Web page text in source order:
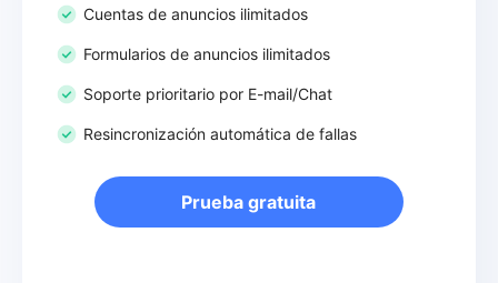
Cuentas de anuncios ilimitados
Formularios de anuncios ilimitados
Soporte prioritario por E-mail/Chat
Resincronización automática de fallas
Prueba gratuita